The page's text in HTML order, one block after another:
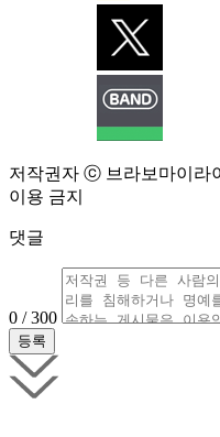
저작권자 ⓒ 브라보마이라
이용 금지
댓글
0 / 300